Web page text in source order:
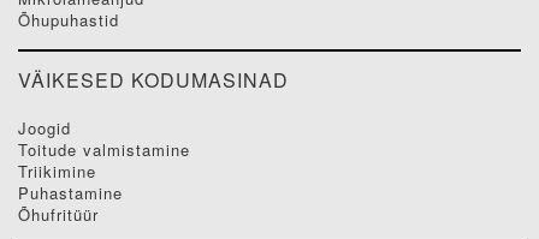
õhupuhastid
VÄIKESED KODUMASINAD
joogid
toitude valmistamine
triikimine
puhastamine
õhufritüür